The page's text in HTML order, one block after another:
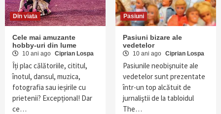
Din viata
Cele mai amuzante
hobby-uri din lume
10 ani ago Ciprian Lospa
Îți plac călătoriile, cititul,
înotul, dansul, muzica,
fotografia sau ieșirile cu
prietenii? Excepțional! Dar
ce…
Pasiuni
Pasiuni bizare ale
vedetelor
10 ani ago Ciprian Lospa
Pasiunile neobişnuite ale
vedetelor sunt prezentate
într-un top alcătuit de
jurnaliştii de la tabloidul
The…